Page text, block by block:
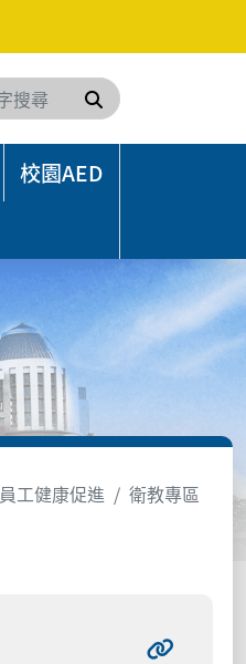
搜尋
校園AED
員工健康促進 衛教專區